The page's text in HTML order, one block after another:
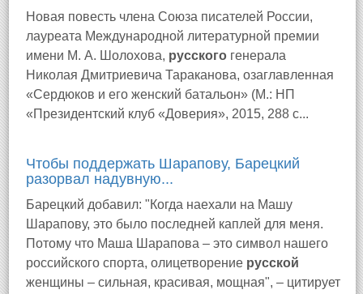
Новая повесть члена Союза писателей России,
лауреата Международной литературной премии
имени М. А. Шолохова, русского генерала
Николая Дмитриевича Тараканова, озаглавленная
«Сердюков и его женский батальон» (М.: НП
«Президентский клуб «Доверия», 2015, 288 с...
Чтобы поддержать Шарапову, Барецкий
разорвал надувную...
Барецкий добавил: "Когда наехали на Машу
Шарапову, это было последней каплей для меня.
Потому что Маша Шарапова – это символ нашего
российского спорта, олицетворение русской
женщины – сильная, красивая, мощная", – цитирует